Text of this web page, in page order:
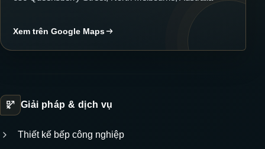
Xem trên Google Maps
Giải pháp & dịch vụ
Thiết kế bếp công nghiệp